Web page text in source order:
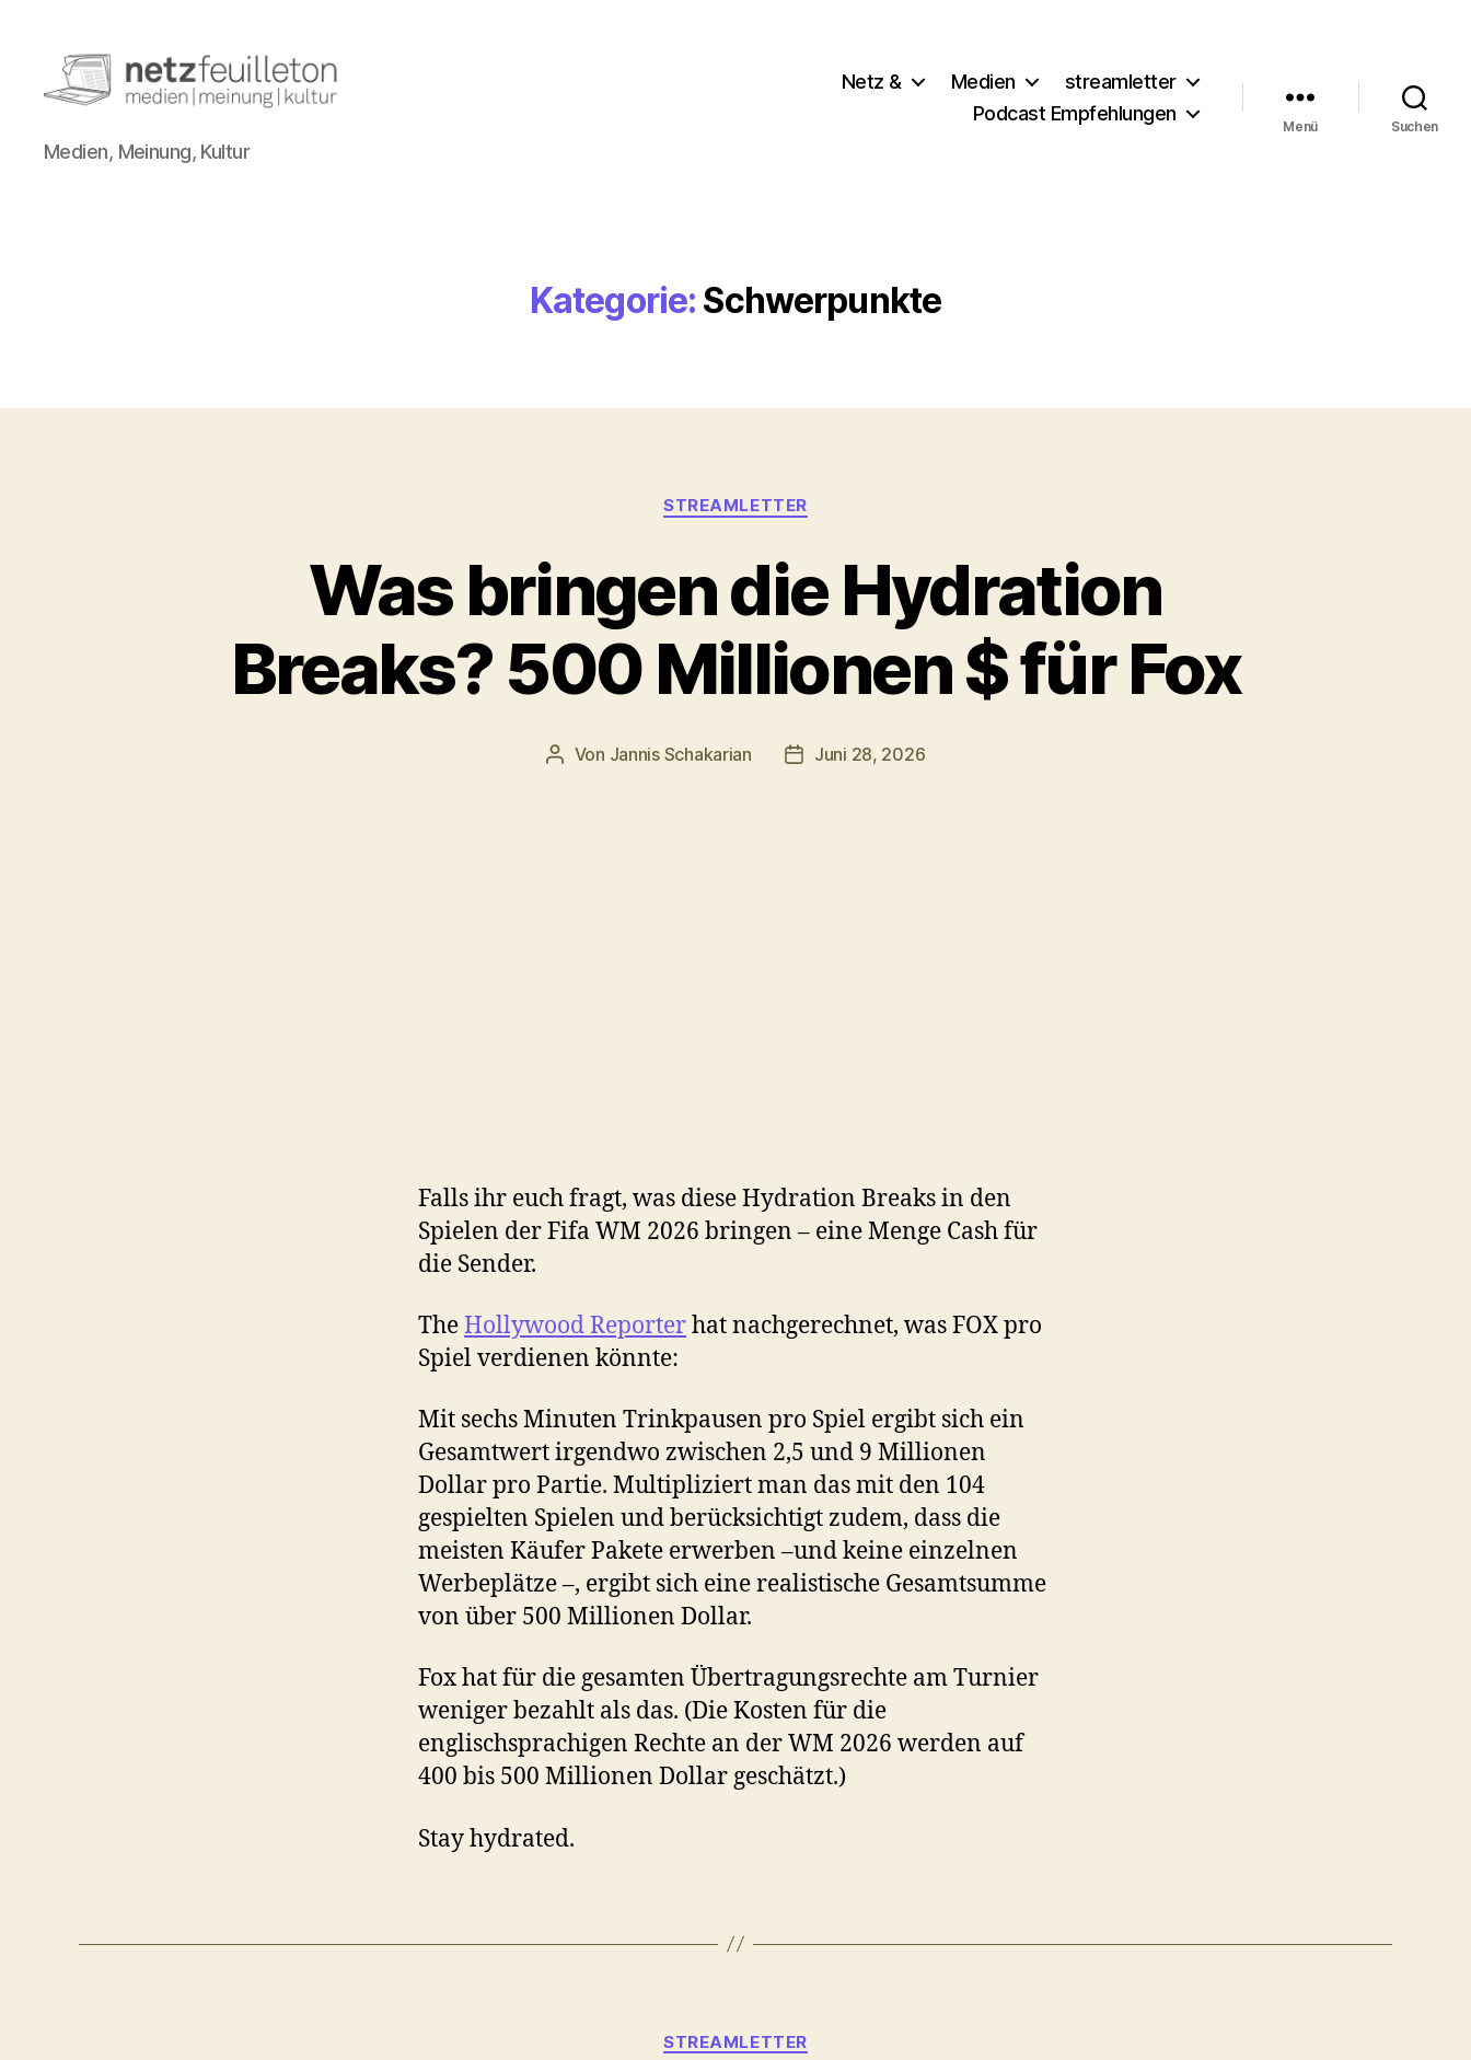
netzfeuilleton.de
Medien, Meinung, Kultur
Netz & Medien
streamletter
Podcast Empfehlungen
Menü Suchen
Kategorie: Schwerpunkte
Kategorien
STREAMLETTER
Was bringen die Hydration
Breaks? 500 Millionen $ für Fox
Beitragsautor
Von Jannis Schakarian Veröffentlichungsdatum
Juni 28, 2026
Falls ihr euch fragt, was diese Hydration Breaks in den
Spielen der Fifa WM 2026 bringen – eine Menge Cash für
die Sender.
TheHollywood Reporterhat nachgerechnet, was FOX pro
Spiel verdienen könnte:
Mit sechs Minuten Trinkpausen pro Spiel ergibt sich ein
Gesamtwert irgendwo zwischen 2,5 und 9 Millionen
Dollar pro Partie. Multipliziert man das mit den 104
gespielten Spielen und berücksichtigt zudem, dass die
meisten Käufer Pakete erwerben –und keine einzelnen
Werbeplätze –, ergibt sich eine realistische Gesamtsumme
von über 500 Millionen Dollar.
Fox hat für die gesamten Übertragungsrechte am Turnier
weniger bezahlt als das. (Die Kosten für die
englischsprachigen Rechte an der WM 2026 werden auf
400 bis 500 Millionen Dollar geschätzt.)
Stay hydrated.
Kategorien
STREAMLETTER